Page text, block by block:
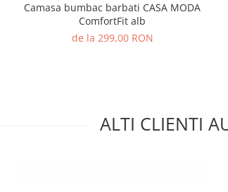
Camasa bumbac barbati CASA MODA
ComfortFit alb
de la 299,00 RON
ALTI CLIENTI